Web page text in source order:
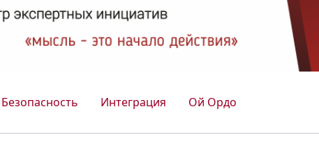
Безопасность Интеграция Ой Ордо